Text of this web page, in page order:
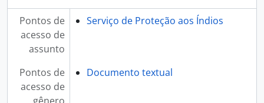
Pontos de
acesso de
assunto
Serviço de Proteção aos Índios
Pontos de
acesso de
Documento textual